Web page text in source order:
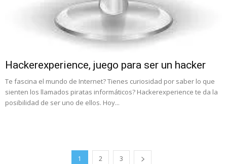
Hackerexperience, juego para ser un hacker
Te fascina el mundo de Internet? Tienes curiosidad por saber lo que
sienten los llamados piratas informáticos? Hackerexperience te da la
posibilidad de ser uno de ellos. Hoy...
1 2 3